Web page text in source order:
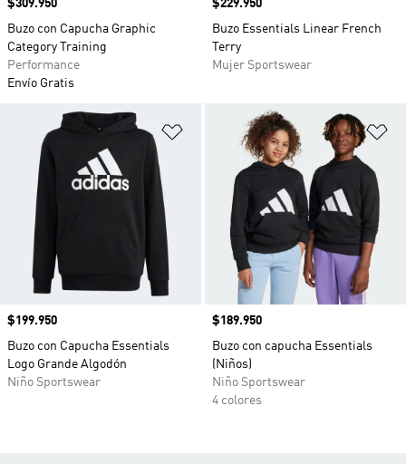
Precio
$309.950
Buzo con Capucha Graphic
Category Training
Performance
Envío Gratis
Precio
$229.950
Buzo Essentials Linear French
Terry
Mujer Sportswear
Añadir a la lista de deseos
Precio
$199.950
Buzo con Capucha Essentials
Logo Grande Algodón
Niño Sportswear
Precio
$189.950
Buzo con capucha Essentials
(Niños)
Niño Sportswear
4 colores